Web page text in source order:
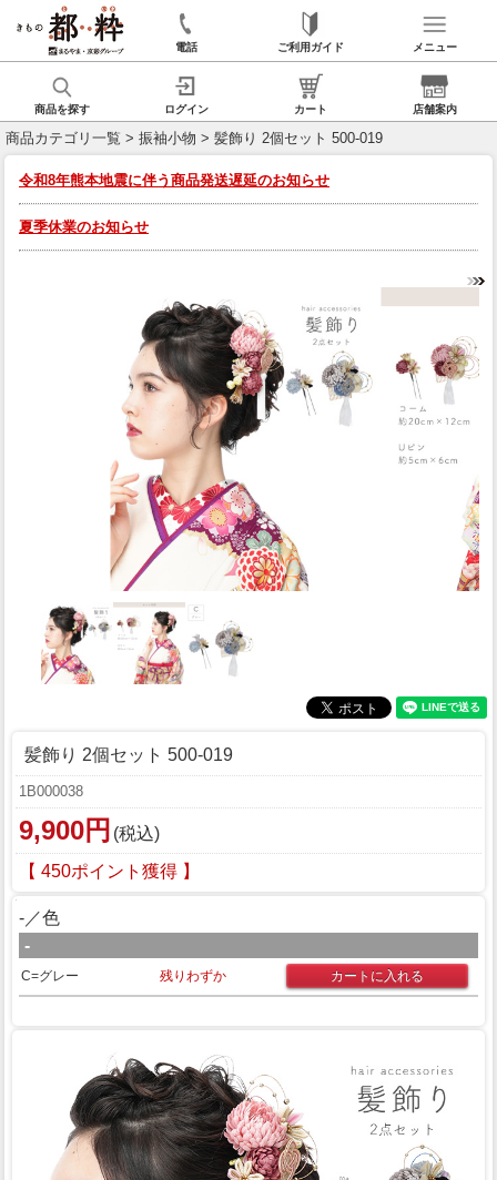
電話 ご利用ガイド メニュー
商品を探す ログイン カート 店舗案内
商品カテゴリ一覧 > 振袖小物 > 髪飾り 2個セット 500-019
令和8年熊本地震に伴う商品発送遅延のお知らせ
夏季休業のお知らせ
髪飾り 2個セット 500-019
1B000038
9,900円 (税込)
【 450ポイント獲得 】
-／色
-
C=グレー 残りわずか